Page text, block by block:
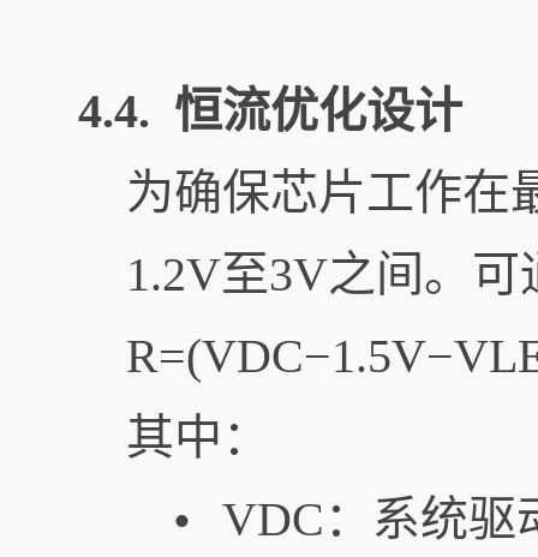
4.4. 恒流优化设计
为确保芯片工作在
1.2V至3V之间。
其中：
• VDC​：系统驱